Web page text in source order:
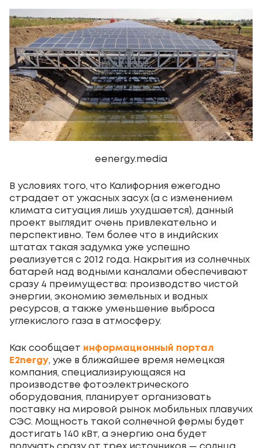
eenergy.media
В условиях того, что Калифорния ежегодно
страдает от ужасных засух (а с изменением
климата ситуация лишь ухудшается), данный
проект выглядит очень привлекательно и
перспективно. Тем более что в индийских
штатах такая задумка уже успешно
реализуется с 2012 года. Накрытия из солнечных
батарей над водными каналами обеспечивают
сразу 4 преимущества: производство чистой
энергии, экономию земельных и водных
ресурсов, а также уменьшение выброса
углекислого газа в атмосферу.
Как сообщает информационный портал
E2nergy, уже в ближайшее время немецкая
компания, специализирующаяся на
производстве фотоэлектрического
оборудования, планирует организовать
поставку на мировой рынок мобильных плавучих
СЭС. Мощность такой солнечной фермы будет
достигать 140 кВт, а энергию она будет